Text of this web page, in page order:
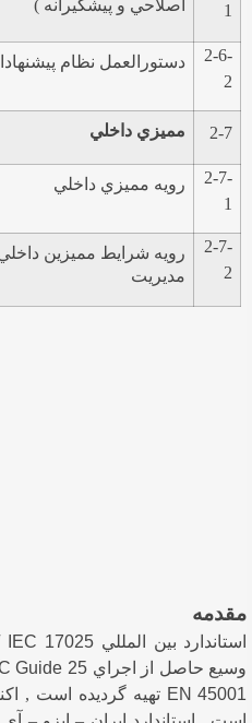
1
اصلاحي و پيشگيرانه )
2-6-
2
دستورالعمل نظام
2-7 مميزي داخلي
2-7-
1
رويه مميزي داخلي
2-7-
2
رويه شرايط مميزين
مديريت
مقدمه
استاندارد بين الملليIEC 17025
وسيع حاصل از اجراي Guide 25
EN 45001 تهيه گرديده است ,